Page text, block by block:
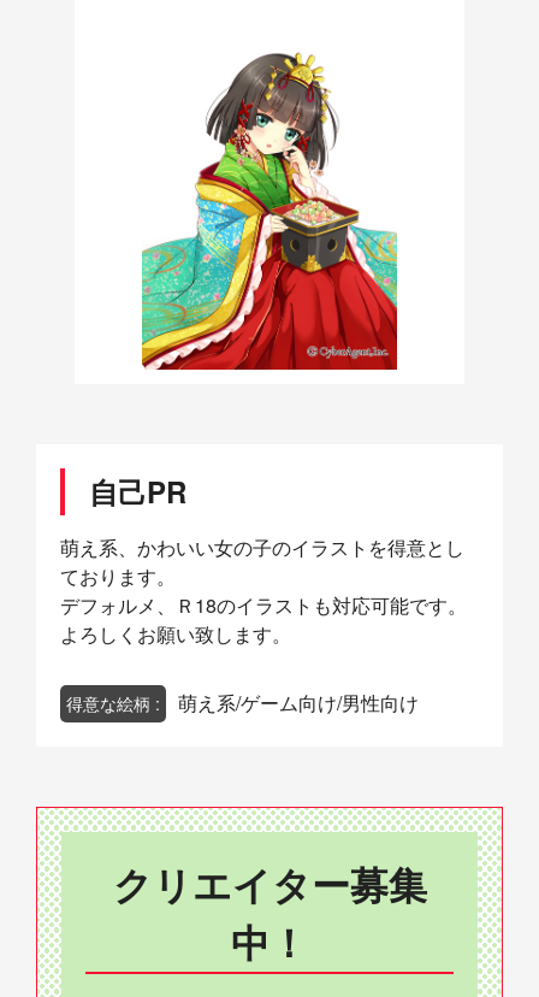
自己PR
萌え系、かわいい女の子のイラストを得意とし
ております。
デフォルメ、Ｒ18のイラストも対応可能です。
よろしくお願い致します。
得意な絵柄 : 萌え系/ゲーム向け/男性向け
クリエイター募集
中！